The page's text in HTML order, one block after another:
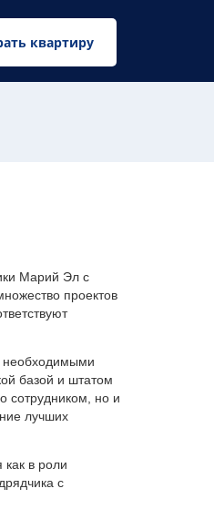
квартиру
Марий Эл с
проектов
необходимыми
базой и штатом
сотрудником, но и
лучших
как в роли
с